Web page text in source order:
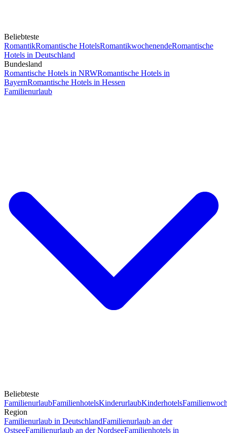
Beliebteste
RomantikRomantische HotelsRomantikwochenendeRomantische
Hotels in Deutschland
Bundesland
Romantische Hotels in NRWRomantische Hotels in
BayernRomantische Hotels in Hessen
Familienurlaub
Beliebteste
FamilienurlaubFamilienhotelsKinderurlaubKinderhotels
Region
Familienurlaub in DeutschlandFamilienurlaub an der
OstseeFamilienurlaub an der NordseeFamilienhotels in